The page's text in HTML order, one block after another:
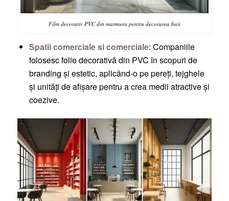
Film decorativ PVC din marmura pentru decorarea baii
Spatii comerciale si comerciale: Companiile
folosesc folie decorativă din PVC în scopuri de
branding și estetic, aplicând-o pe pereți, tejghele
și unități de afișare pentru a crea medii atractive și
coezive.